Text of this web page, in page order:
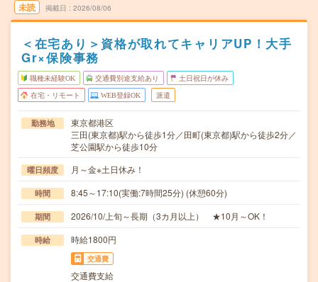
未読 掲載日 2026/08/06
＜在宅あり＞資格が取れてキャリアUP！大手
Gr×保険事務
職種未経験OK 交通費別途支給あり 土日祝日が休み
在宅・リモート WEB登録OK 派遣
勤務地
東京都港区
三田(東京都)駅から徒歩1分／田町(東京都)駅から徒歩2分／
芝公園駅から徒歩10分
曜日頻度 月～金※土日休み！
時間 8:45～17:10(実働:7時間25分) (休憩60分)
期間 2026/10/上旬～長期（3カ月以上） ★10月～OK！
時給 時給1800円
交通費
交通費支給